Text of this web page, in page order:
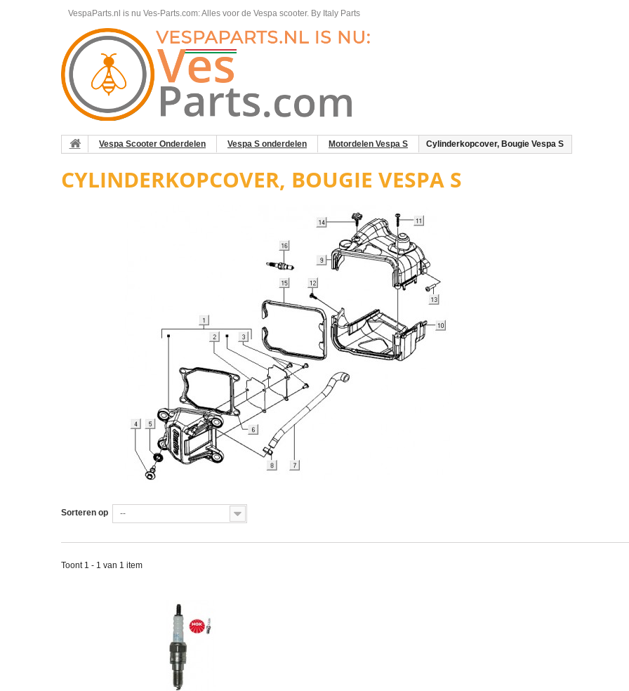
VespaParts.nl is nu Ves-Parts.com: Alles voor de Vespa scooter. By Italy Parts
Vespa Scooter Onderdelen Vespa S onderdelen Motordelen Vespa S Cylinderkopcover, Bougie Vespa S
CYLINDERKOPCOVER, BOUGIE VESPA S
Sorteren op --
Toont 1 - 1 van 1 item